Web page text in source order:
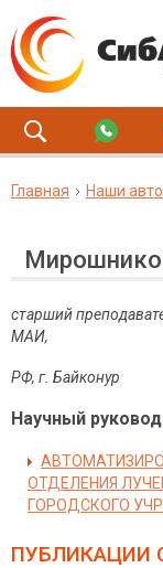
Главная Наши
старший
МАИ,
РФ, г. Байконур
Научный
ОТДЕЛЕНИЯ
ГОРОДСКОГО
ПУБЛИКАЦИИ